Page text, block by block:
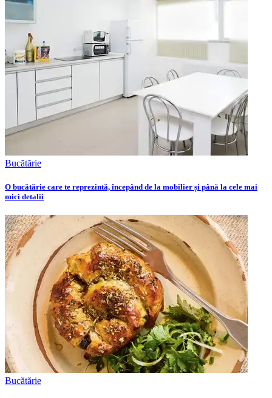
Bucătărie
O bucătărie care te reprezintă, începând de la mobilier și până la cele mai
mici detalii
Bucătărie